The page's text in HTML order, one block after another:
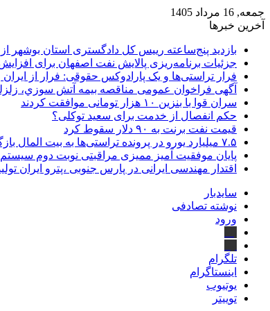
جمعه, 16 مرداد 1405
آخرین خبرها
بازدید پنج‌ساعته رییس کل دادگستری استان بوشهر از
جزئیات برنامه‌ریزی پالایش نفت اصفهان برای
فرار تراستی‌ها و یک پارادوکس حقوقی: فرار از
آگهی فراخوان عمومی مناقصه بيمه آتش سوزي،
سران قوا با بنزین ۱۰ هزار تومانی موافقت کردند
حکم انفصال از خدمت برای سعید توکلی؟
قیمت نفت برنت به ۹۰ دلار سقوط کرد
۷.۵ میلیارد یورو در پرونده تراستی‌ها به بیت المال بازگشت
پایان موفقیت آمیز ممیزی مراقبتی نوبت دوم
اقتدار مهندسی ایرانی در پارس جنوبی ،پترو ایران
سایدبار
نوشته تصادفی
ورود
تلگرام
اینستاگرام
یوتیوب
توییتر